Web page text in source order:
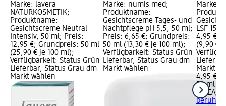
Marke: lavera
NATURKOSMETIK;
Produktname:
Gesichtscreme Neutral
Intensiv, 50 ml; Preis:
12,95 €; Grundpreis: 50 ml
(25,90 € je 100 ml);
Verfügbarkeit: Status Grün
Lieferbar, Status Grau dm
Markt wählen
Marke: numis med;
Produktname:
Gesichtscreme Tages- und
Nachtpflege pH 5,5, 50 ml;
Preis: 6,65 €; Grundpreis:
50 ml (13,30 € je 100 ml);
Verfügbarkeit: Status Grün
Lieferbar, Status Grau dm
Markt wählen
Marke:
LSF 15,
4,95 €;
(9,90 €
Markt
4,95 €
50 ml
NIVEA